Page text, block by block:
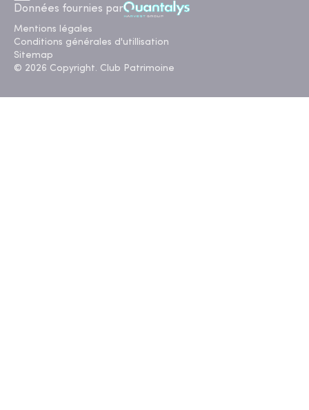
Données fournies par
Mentions légales
Conditions générales d'utillisation
Sitemap
© 2026 Copyright. Club Patrimoine